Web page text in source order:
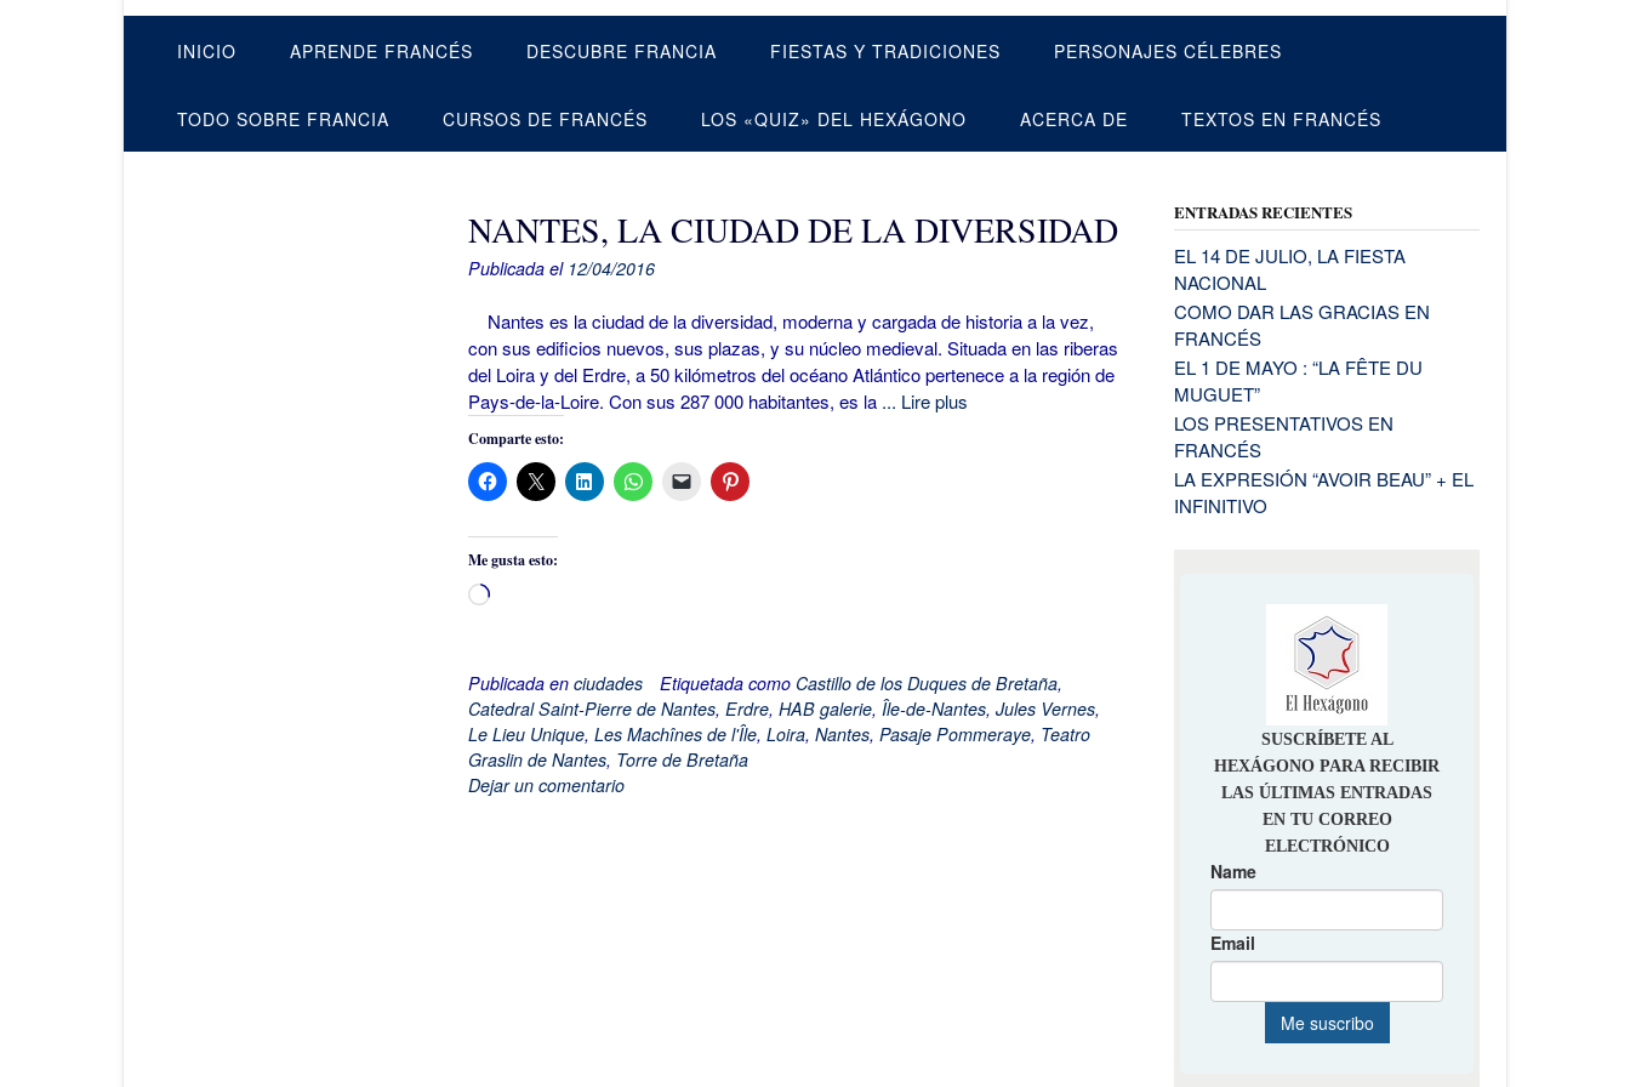
INICIO APRENDE FRANCÉS DESCUBRE FRANCIA FIESTAS Y TRADICIONES PERSONAJES CÉLEBRES
TODO SOBRE FRANCIA CURSOS DE FRANCÉS LOS «QUIZ» DEL HEXÁGONO ACERCA DE TEXTOS EN FRANCÉS
NANTES, LA CIUDAD DE LA DIVERSIDAD
Publicada el 12/04/2016
Nantes es la ciudad de la diversidad, moderna y cargada de historia a la vez,
con sus edificios nuevos, sus plazas, y su núcleo medieval. Situada en las riberas
del Loira y del Erdre, a 50 kilómetros del océano Atlántico pertenece a la región de
Pays-de-la-Loire. Con sus 287 000 habitantes, es la ... Lire plus
Comparte esto:
Me gusta esto:
Cargando...
Publicada en ciudades Etiquetada como Castillo de los Duques de Bretaña,
Catedral Saint-Pierre de Nantes, Erdre, HAB galerie, Île-de-Nantes, Jules Vernes,
Le Lieu Unique, Les Machînes de l'Île, Loira, Nantes, Pasaje Pommeraye, Teatro
Graslin de Nantes, Torre de Bretaña
Dejar un comentario
ENTRADAS RECIENTES
EL 14 DE JULIO, LA FIESTA
NACIONAL
COMO DAR LAS GRACIAS EN
FRANCÉS
EL 1 DE MAYO : “LA FÊTE DU
MUGUET”
LOS PRESENTATIVOS EN
FRANCÉS
LA EXPRESIÓN “AVOIR BEAU” + EL
INFINITIVO